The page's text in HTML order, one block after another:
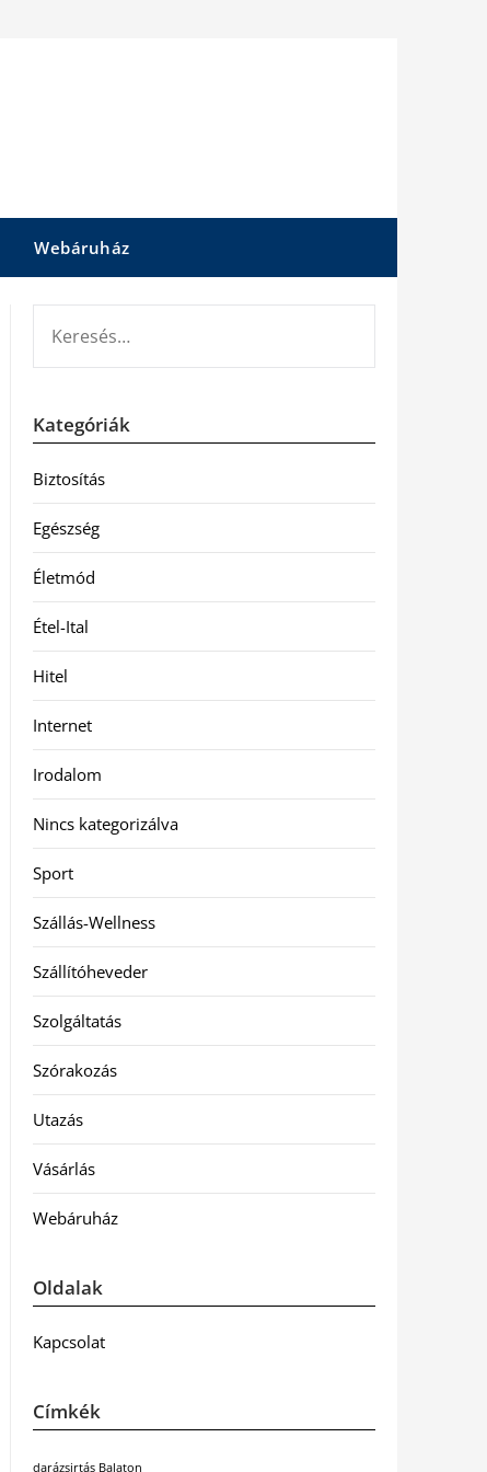
Webáruház
Kategóriák
Biztosítás
Egészség
Életmód
Étel-Ital
Hitel
Internet
Irodalom
Nincs kategorizálva
Sport
Szállás-Wellness
Szállítóheveder
Szolgáltatás
Szórakozás
Utazás
Vásárlás
Webáruház
Oldalak
Kapcsolat
Címkék
darázsirtás Balaton